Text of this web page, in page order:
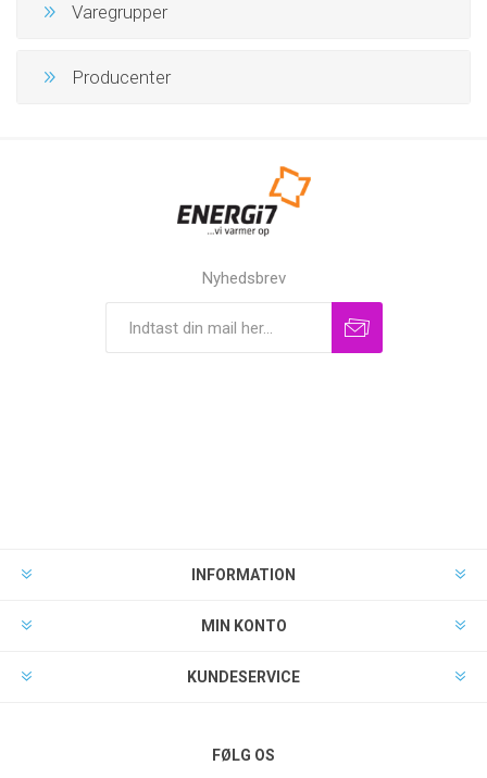
Varegrupper
Producenter
Nyhedsbrev
INFORMATION
MIN KONTO
KUNDESERVICE
FØLG OS